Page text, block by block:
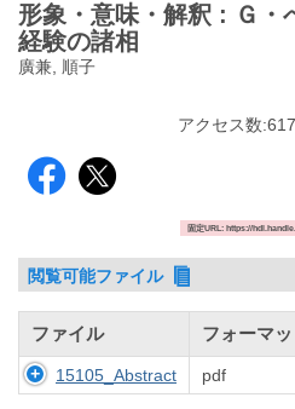
形象・意味・解釈 : Ｇ・
経験の諸相
廣兼, 順子
アクセス数:617
固定URL: https://
閲覧可能ファイル
ファイル フォーマッ
15105_Abstract pdf